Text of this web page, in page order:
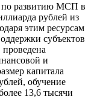
по развитию МСП в
рублей из
этим ресурсам
субъектов
и
капитала
обучение
13,6 тысячи